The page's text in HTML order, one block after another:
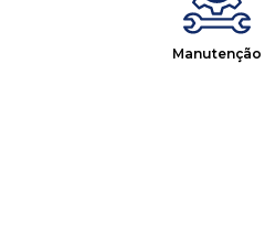
Manutenção